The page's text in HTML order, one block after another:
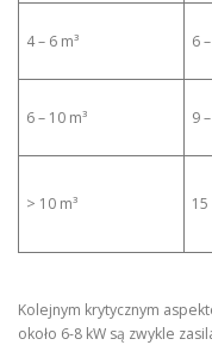
4 – 6 m³ 6
6 – 10 m³ 9
> 10 m³
Kolejnym krytycznym
około 6-8 kW są zwykle